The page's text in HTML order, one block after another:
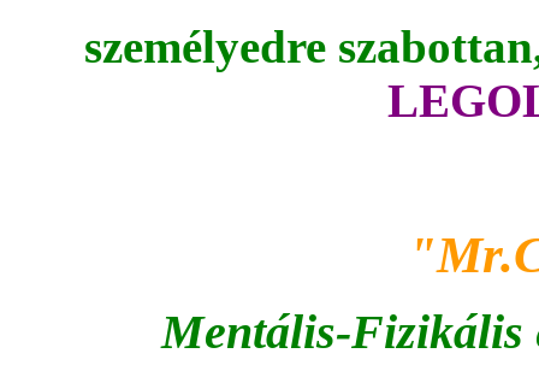
személyedre
Mentális-Fizikális